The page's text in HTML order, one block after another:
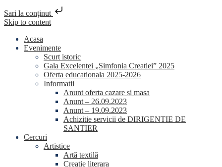
Sari la conținut
Skip to content
Acasa
Evenimente
Scurt istoric
Gala Excelentei „Simfonia Creatiei” 2025
Oferta educationala 2025-2026
Informatii
Anunt oferta cazare si masa
Anunt – 26.09.2023
Anunt – 19.09.2023
Achizitie servicii de DIRIGENTIE DE
SANTIER
Cercuri
Artistice
Artă textilă
Creatie literara